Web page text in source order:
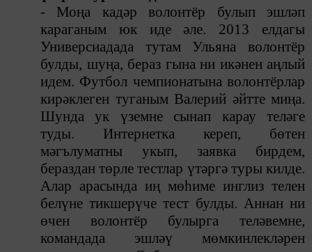
- Моңа кадәр волонтёр булып эшләп
караганым юк иде әле. 2013 елдагы
Универсиадада тутам Ульяна волонтёр
булды, шуңа, бераз гына ни икәнен аңлый
идем. Футбол чемпионатына волонтёрлар
кирәклеген туганым Валерий әйтте миңа.
Шунда ук үземне сынап карау теләге
туды. Интернетка кереп, бөтен
мәгълуматны укып, заявка бирдем,
бераздан төрле тестлар үтәргә туры килде.
Алар арасында иң мөһиме инглиз телен
белүне тикшерүче тест булды. Аннан ни
өчен волонтёр булыргателәвемне,
командада эшләү мөмкинлекләрен